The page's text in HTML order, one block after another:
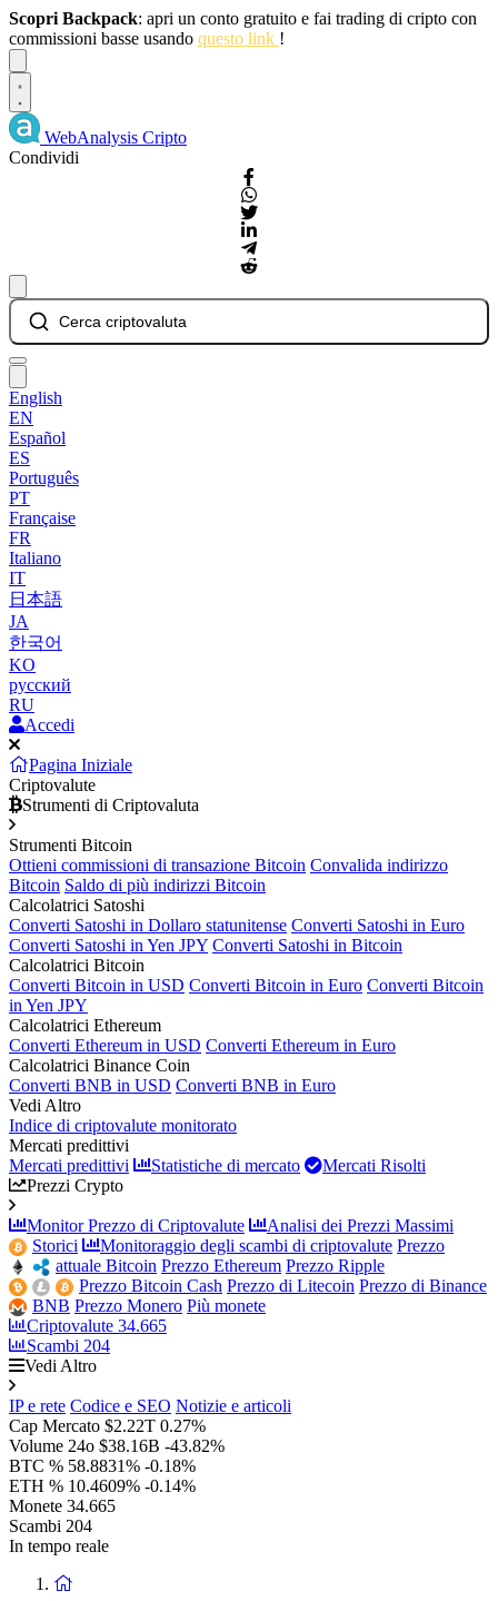
Scopri Backpack: apri un conto gratuito e fai trading di cripto con
commissioni basse usando questo link !
WebAnalysis Cripto
Condividi
Cerca criptovaluta
English
EN
Español
ES
Português
PT
Française
FR
Italiano
IT
日本語
JA
한국어
KO
русский
RU
Accedi
Pagina Iniziale
Criptovalute
Strumenti di Criptovaluta
Strumenti Bitcoin
Ottieni commissioni di transazione Bitcoin Convalida indirizzo
Bitcoin Saldo di più indirizzi Bitcoin
Calcolatrici Satoshi
Converti Satoshi in Dollaro statunitense Converti Satoshi in Euro
Converti Satoshi in Yen JPY Converti Satoshi in Bitcoin
Calcolatrici Bitcoin
Converti Bitcoin in USD Converti Bitcoin in Euro Converti Bitcoin
in Yen JPY
Calcolatrici Ethereum
Converti Ethereum in USD Converti Ethereum in Euro
Calcolatrici Binance Coin
Converti BNB in USD Converti BNB in Euro
Vedi Altro
Indice di criptovalute monitorato
Mercati predittivi
Mercati predittivi
Statistiche di mercato
Mercati Risolti
Prezzi Crypto
Monitor Prezzo di Criptovalute
Analisi dei Prezzi Massimi
Storici
Monitoraggio degli scambi di criptovalute Prezzo
attuale Bitcoin Prezzo Ethereum Prezzo Ripple
Prezzo Bitcoin Cash Prezzo di Litecoin Prezzo di Binance
BNB Prezzo Monero Più monete
Criptovalute 34.665
Scambi 204
Vedi Altro
IP e rete Codice e SEO Notizie e articoli
Cap Mercato $2.22T 0.27%
Volume 24o $38.16B -43.82%
BTC % 58.8831% -0.18%
ETH % 10.4609% -0.14%
Monete 34.665
Scambi 204
In tempo reale